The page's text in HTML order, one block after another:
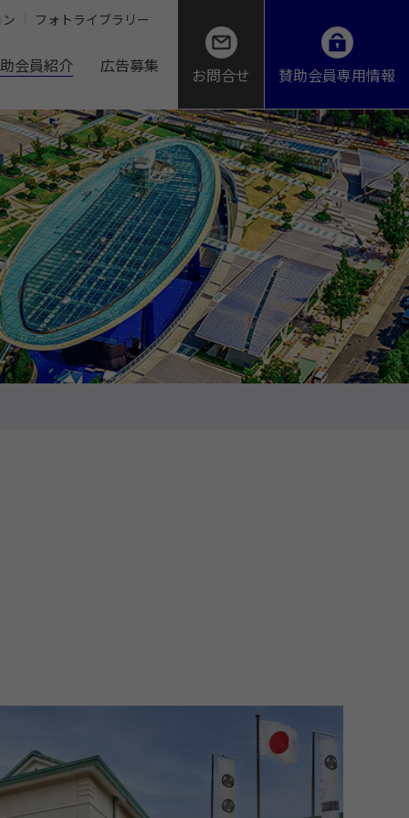
会員紹介 広告募集
フォトライブラリー
お問合せ 賛助会員専用情報